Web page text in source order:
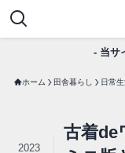
- 当サ
ホーム 田舎暮らし 日常
古着de
2023